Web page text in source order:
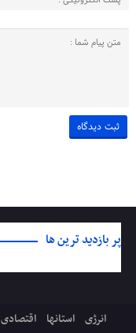
پر بازدید ترین ها
انرژی استانها اقتصادی